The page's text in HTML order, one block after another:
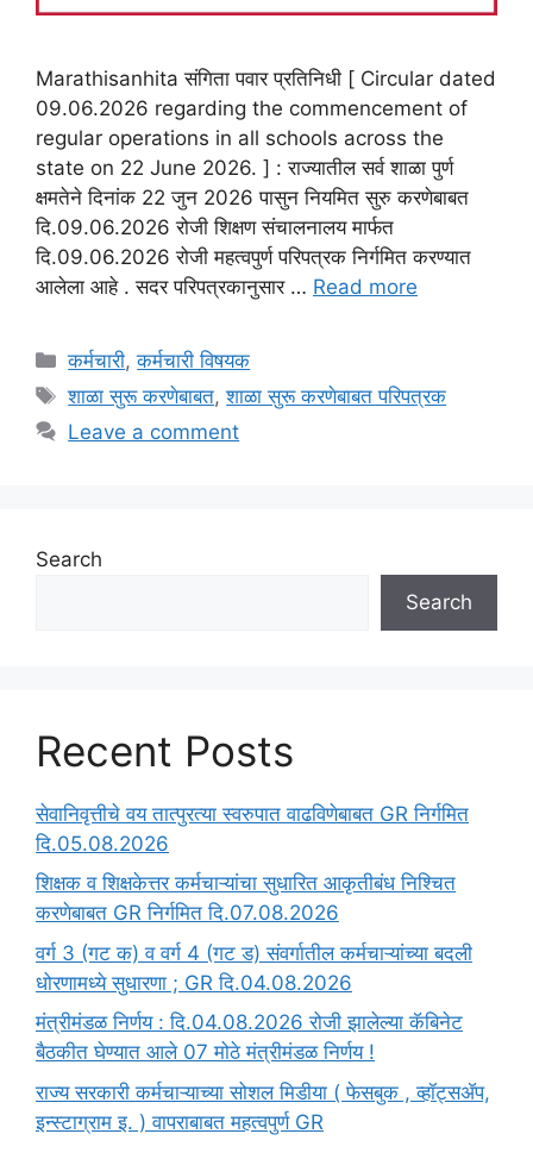
Marathisanhita संगिता पवार प्रतिनिधी [ Circular dated
09.06.2026 regarding the commencement of
regular operations in all schools across the
state on 22 June 2026. ] : राज्यातील सर्व शाळा पुर्ण
क्षमतेने दिनांक 22 जुन 2026 पासुन नियमित सुरु करणेबाबत
दि.09.06.2026 रोजी शिक्षण संचालनालय मार्फत
दि.09.06.2026 रोजी महत्वपुर्ण परिपत्रक निर्गमित करण्यात
आलेला आहे . सदर परिपत्रकानुसार … Read more
Categories
कर्मचारी,कर्मचारी विषयक
Tags
शाळा सुरू करणेबाबत,शाळा सुरू करणेबाबत परिपत्रक
Leave a comment
Search
Search
Recent Posts
सेवानिवृत्तीचे वय तात्पुरत्या स्वरुपात वाढविणेबाबत GR निर्गमित
दि.05.08.2026
‍शिक्षक व शिक्षकेत्तर कर्मचाऱ्यांचा सुधारित आकृतीबंध निश्चित
करणेबाबत GR निर्गमित दि.07.08.2026
वर्ग 3 (गट क) व वर्ग 4 (गट ड) संवर्गातील कर्मचाऱ्यांच्या बदली
धोरणामध्ये सुधारणा ; GR दि.04.08.2026
मंत्रीमंडळ निर्णय : दि.04.08.2026 रोजी झालेल्या कॅबिनेट
बैठकीत घेण्यात आले 07 मोठे मंत्रीमंडळ निर्णय !
राज्य सरकारी कर्मचाऱ्याच्या सोशल मिडीया ( फेसबुक , व्हॉट्सॲप,
इन्स्टाग्राम इ. ) वापराबाबत महत्वपुर्ण GR